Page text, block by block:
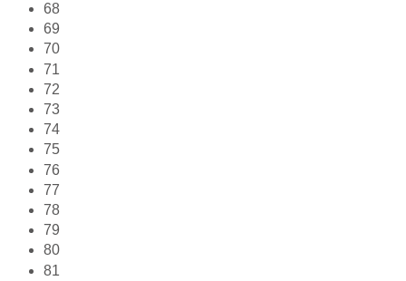
68
69
70
71
72
73
74
75
76
77
78
79
80
81